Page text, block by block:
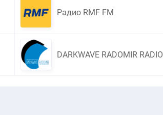
Радио RMF FM
DARKWAVE RADOMIR RADIO